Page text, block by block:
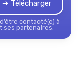
➔ Télécharger
contacté(e) à
ses partenaires.